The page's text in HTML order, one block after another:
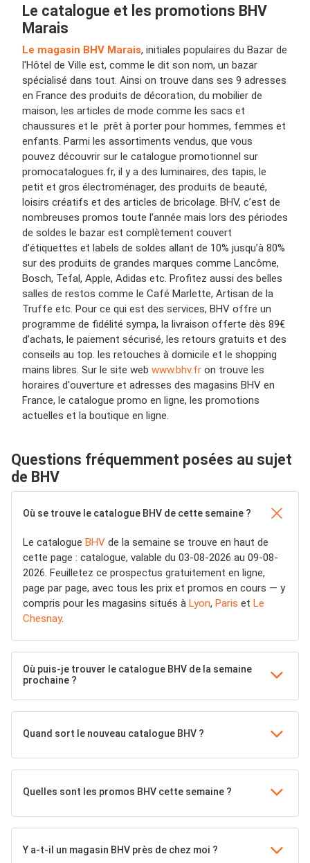
Le catalogue et les promotions BHV
Marais
Le magasin BHV Marais, initiales populaires du Bazar de
l'Hôtel de Ville est, comme le dit son nom, un bazar
spécialisé dans tout. Ainsi on trouve dans ses 9 adresses
en France des produits de décoration, du mobilier de
maison, les articles de mode comme les sacs et
chaussures et le prêt à porter pour hommes, femmes et
enfants. Parmi les assortiments vendus, que vous
pouvez découvrir sur le catalogue promotionnel sur
promocatalogues.fr, il y a des luminaires, des tapis, le
petit et gros électroménager, des produits de beauté,
loisirs créatifs et des articles de bricolage. BHV, c’est de
nombreuses promos toute l’année mais lors des périodes
de soldes le bazar est complètement couvert
d’étiquettes et labels de soldes allant de 10% jusqu’à 80%
sur des produits de grandes marques comme Lancôme,
Bosch, Tefal, Apple, Adidas etc. Profitez aussi des belles
salles de restos comme le Café Marlette, Artisan de la
Truffe etc. Pour ce qui est des services, BHV offre un
programme de fidélité sympa, la livraison offerte dès 89€
d’achats, le paiement sécurisé, les retours gratuits et des
conseils au top. les retouches à domicile et le shopping
mains libres. Sur le site web www.bhv.fr on trouve les
horaires d'ouverture et adresses des magasins BHV en
France, le catalogue promo en ligne, les promotions
actuelles et la boutique en ligne.
Questions fréquemment posées au sujet
de BHV
Où se trouve le catalogue BHV de cette semaine ?
Le catalogue BHV de la semaine se trouve en haut de
cette page : catalogue, valable du 03-08-2026 au 09-08-
2026. Feuilletez ce prospectus gratuitement en ligne,
page par page, avec tous les prix et promos en cours — y
compris pour les magasins situés à Lyon, Paris et Le
Chesnay.
Où puis-je trouver le catalogue BHV de la semaine
prochaine ?
Quand sort le nouveau catalogue BHV ?
Quelles sont les promos BHV cette semaine ?
Y a-t-il un magasin BHV près de chez moi ?